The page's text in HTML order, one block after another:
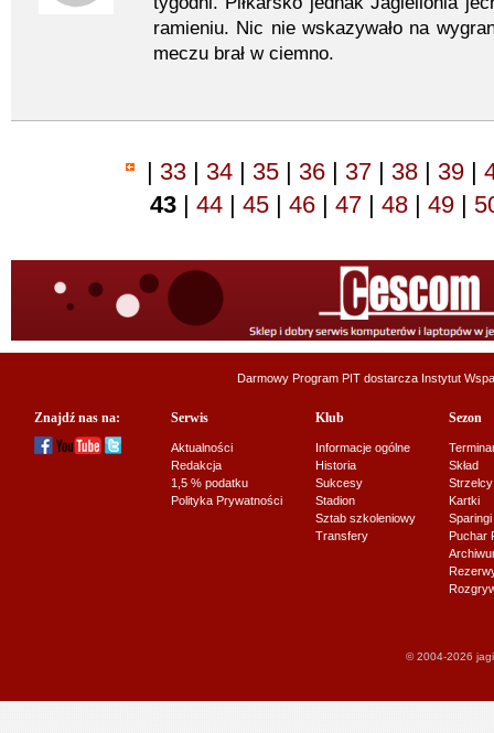
ramieniu. Nic nie wskazywało na
meczu brał w ciemno.
| 33 | 34 | 35 | 36 | 37 | 38 | 39 |
43 | 44 | 45 | 46 | 47 | 48 | 49 |
Darmowy Program PIT dostarcza Instytut
Znajdź nas na: Serwis
Aktualności
Redakcja
1,5 % podatku
Polityka Prywatności
Klub
Informacje ogólne
Historia
Sukcesy
Stadion
Sztab szkoleniowy
Transfery
Sezon
Skład
Strzelcy
Kartki
Sparingi
Puchar
© 2004-2026